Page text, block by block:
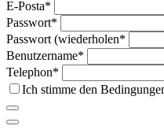
E-Posta*
Passwort*
Passwort (wiederholen*
Benutzername*
Telephon*
Ich stimme den